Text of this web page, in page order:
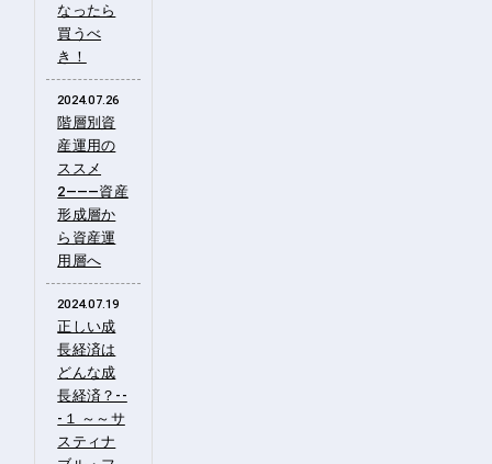
なったら
買うべ
き！
2024.07.26
階層別資
産運用の
ススメ
2―――資産
形成層か
ら資産運
用層へ
2024.07.19
正しい成
長経済は
どんな成
長経済？--
-１ ～～サ
スティナ